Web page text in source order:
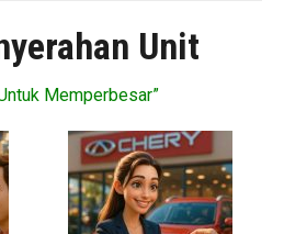
Unit
Memperbesar”